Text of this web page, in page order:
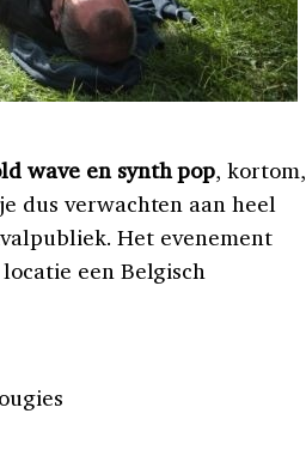
wave en synth pop, kortom,
dus verwachten aan heel
Het evenement
een Belgisch